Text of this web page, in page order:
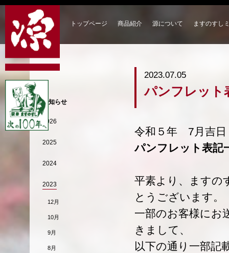
トップページ 商品紹介 源について ますのすし
2023.07.05
パンフレット
令和５年 7月吉日
パンフレット表記
平素より、ますの
とうございます。
一部のお客様にお
きまして、
以下の通り一部記
お知らせ
2026
2025
2024
2023
12月
10月
9月
8月